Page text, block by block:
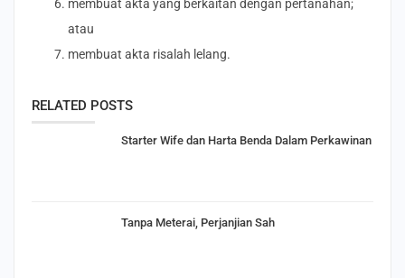
membuat akta yang berkaitan dengan pertanahan;
atau
membuat akta risalah lelang.
RELATED POSTS
Starter Wife dan Harta Benda Dalam Perkawinan
Tanpa Meterai, Perjanjian Sah